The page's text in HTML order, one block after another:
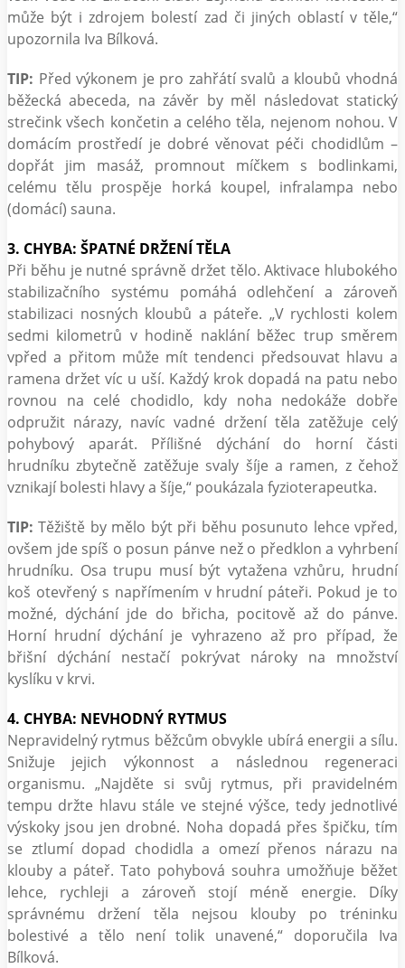
může být i zdrojem bolestí zad či jiných oblastí v těle,“
upozornila Iva Bílková.
TIP: Před výkonem je pro zahřátí svalů a kloubů vhodná
běžecká abeceda, na závěr by měl následovat statický
strečink všech končetin a celého těla, nejenom nohou. V
domácím prostředí je dobré věnovat péči chodidlům –
dopřát jim masáž, promnout míčkem s bodlinkami,
celému tělu prospěje horká koupel, infralampa nebo
(domácí) sauna.
3. CHYBA: ŠPATNÉ DRŽENÍ TĚLA
Při běhu je nutné správně držet tělo. Aktivace hlubokého
stabilizačního systému pomáhá odlehčení a zároveň
stabilizaci nosných kloubů a páteře. „V rychlosti kolem
sedmi kilometrů v hodině naklání běžec trup směrem
vpřed a přitom může mít tendenci předsouvat hlavu a
ramena držet víc u uší. Každý krok dopadá na patu nebo
rovnou na celé chodidlo, kdy noha nedokáže dobře
odpružit nárazy, navíc vadné držení těla zatěžuje celý
pohybový aparát. Přílišné dýchání do horní části
hrudníku zbytečně zatěžuje svaly šíje a ramen, z čehož
vznikají bolesti hlavy a šíje,“ poukázala fyzioterapeutka.
TIP: Těžiště by mělo být při běhu posunuto lehce vpřed,
ovšem jde spíš o posun pánve než o předklon a vyhrbení
hrudníku. Osa trupu musí být vytažena vzhůru, hrudní
koš otevřený s napřímením v hrudní páteři. Pokud je to
možné, dýchání jde do břicha, pocitově až do pánve.
Horní hrudní dýchání je vyhrazeno až pro případ, že
břišní dýchání nestačí pokrývat nároky na množství
kyslíku v krvi.
4. CHYBA: NEVHODNÝ RYTMUS
Nepravidelný rytmus běžcům obvykle ubírá energii a sílu.
Snižuje jejich výkonnost a následnou regeneraci
organismu. „Najděte si svůj rytmus, při pravidelném
tempu držte hlavu stále ve stejné výšce, tedy jednotlivé
výskoky jsou jen drobné. Noha dopadá přes špičku, tím
se ztlumí dopad chodidla a omezí přenos nárazu na
klouby a páteř. Tato pohybová souhra umožňuje běžet
lehce, rychleji a zároveň stojí méně energie. Díky
správnému držení těla nejsou klouby po tréninku
bolestivé a tělo není tolik unavené,“ doporučila Iva
Bílková.